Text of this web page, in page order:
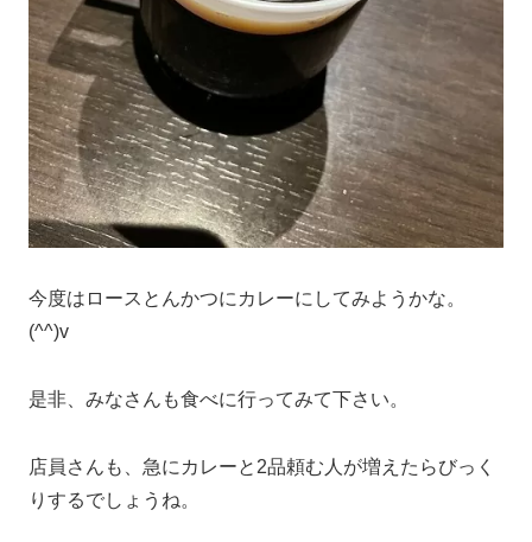
今度はロースとんかつにカレーにしてみようかな。
(^^)v
是非、みなさんも食べに行ってみて下さい。
店員さんも、急にカレーと2品頼む人が増えたらびっく
りするでしょうね。